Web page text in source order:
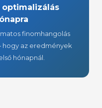
optimalizálás
finomhangolás
az eredmények
hónapnál.